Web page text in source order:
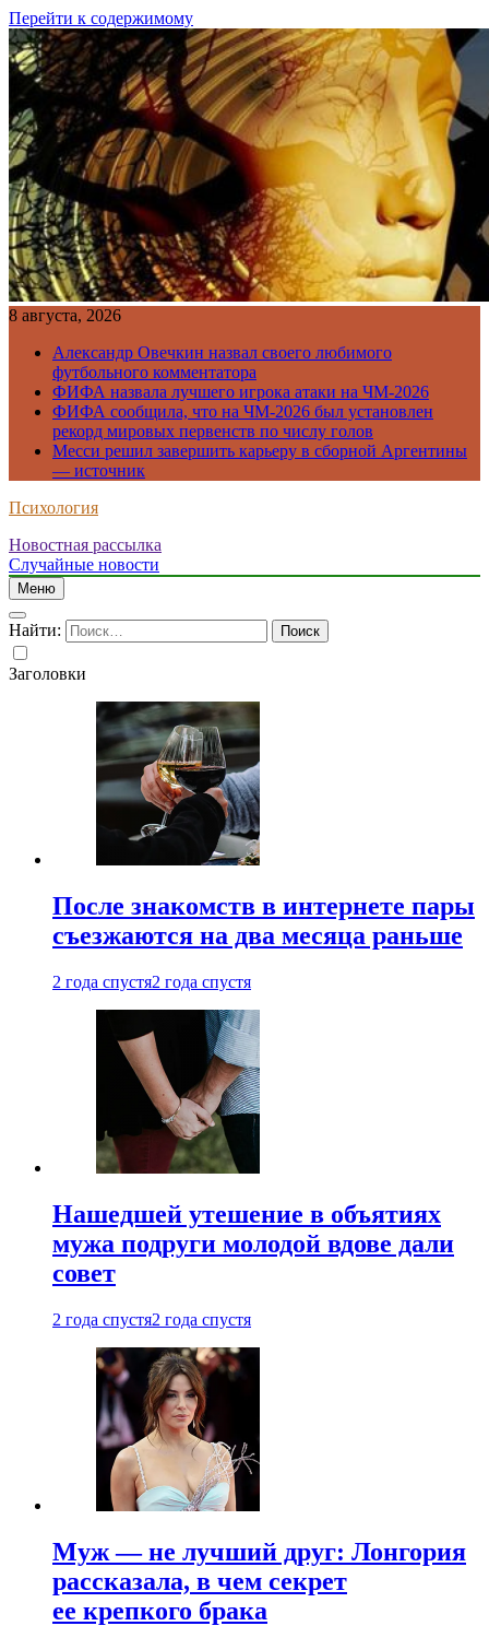
Перейти к содержимому
8 августа, 2026
Александр Овечкин назвал своего любимого
футбольного комментатора
ФИФА назвала лучшего игрока атаки на ЧМ-2026
ФИФА сообщила, что на ЧМ-2026 был установлен
рекорд мировых первенств по числу голов
Месси решил завершить карьеру в сборной Аргентины
— источник
Психология
Новостная рассылка
Случайные новости
Меню
Найти:
Заголовки
После знакомств в интернете пары
съезжаются на два месяца раньше
2 года спустя2 года спустя
Нашедшей утешение в объятиях
мужа подруги молодой вдове дали
совет
2 года спустя2 года спустя
Муж — не лучший друг: Лонгория
рассказала, в чем секрет
ее крепкого брака